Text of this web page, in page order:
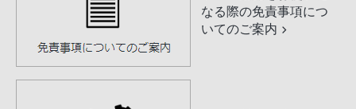
なる際の免責事項につ
いてのご案内